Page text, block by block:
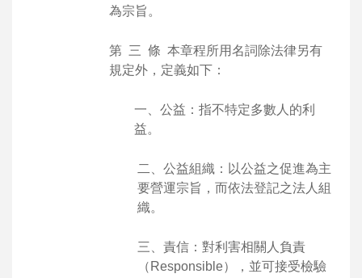
為宗旨。
第 三 條 本章程所用名詞除法律另有
規定外，定義如下：
一、公益：指不特定多數人的利
益。
二、公益組織：以公益之促進為主
要營運宗旨，而依法登記之法人組
織。
三、責信：對利害相關人負責
（Responsible），並可接受檢驗